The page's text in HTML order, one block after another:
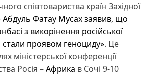
співтовариства країн Західної
Абдуль Фатау Мусах заявив, що
з викорінення російської
стали проявом геноциду». Це
міністерської конференції
Росія –Африка в Сочі 9-10